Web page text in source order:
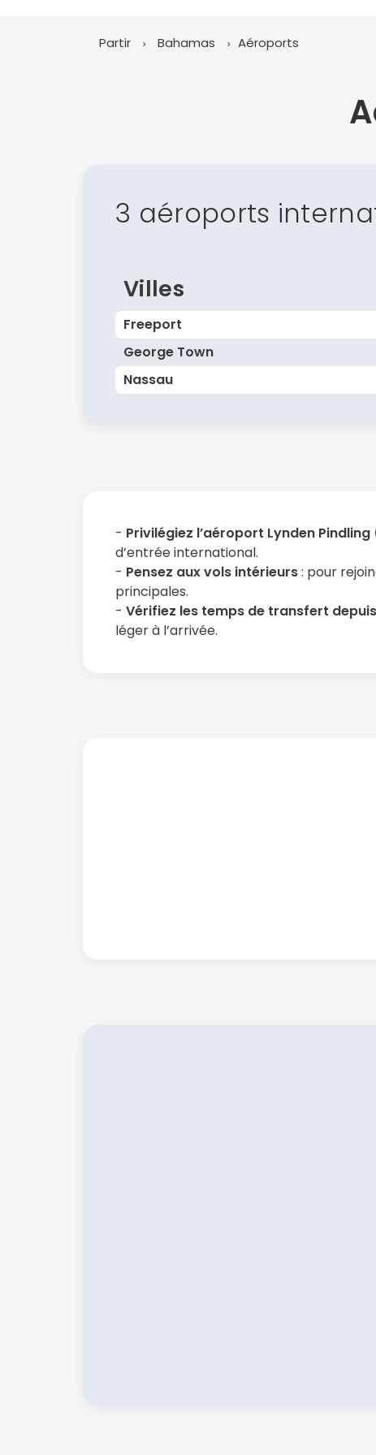
Partir Bahamas Aéroports
3 aéroports
Villes
Freeport
George Town
Nassau
- Privilégiez l’aéroport Lynden
d’entrée international.
- Pensez aux vols intérieurs: pour
principales.
- Vérifiez les temps de transfert
léger à l’arrivée.